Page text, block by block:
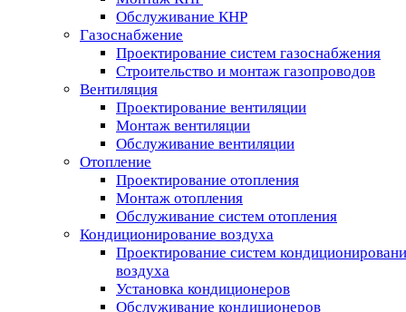
Обслуживание КНР
Газоснабжение
Проектирование систем газоснабжения
Строительство и монтаж газопроводов
Вентиляция
Проектирование вентиляции
Монтаж вентиляции
Обслуживание вентиляции
Отопление
Проектирование отопления
Монтаж отопления
Обслуживание систем отопления
Кондиционирование воздуха
Проектирование систем
воздуха
Установка кондиционеров
Обслуживание кондиционеров